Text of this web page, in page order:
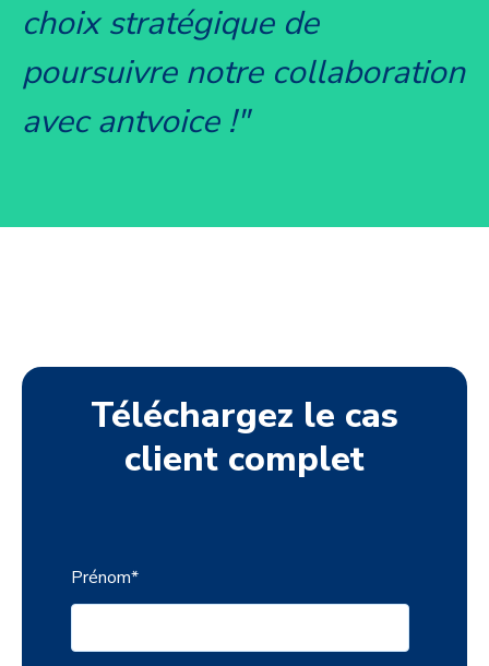
choix stratégique de
poursuivre notre collaboration
avec antvoice !"
Téléchargez le cas
client complet
Prénom*